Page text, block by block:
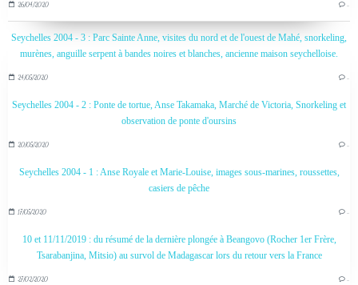
26/04/2020 …
Seychelles 2004 - 3 : Parc Sainte Anne, visites du nord et de l'ouest de Mahé, snorkeling,
murènes, anguille serpent à bandes noires et blanches, ancienne maison seychelloise.
24/05/2020 …
Seychelles 2004 - 2 : Ponte de tortue, Anse Takamaka, Marché de Victoria, Snorkeling et
observation de ponte d'oursins
20/05/2020 …
Seychelles 2004 - 1 : Anse Royale et Marie-Louise, images sous-marines, roussettes,
casiers de pêche
17/05/2020 …
10 et 11/11/2019 : du résumé de la dernière plongée à Beangovo (Rocher 1er Frère,
Tsarabanjina, Mitsio) au survol de Madagascar lors du retour vers la France
27/02/2020 …